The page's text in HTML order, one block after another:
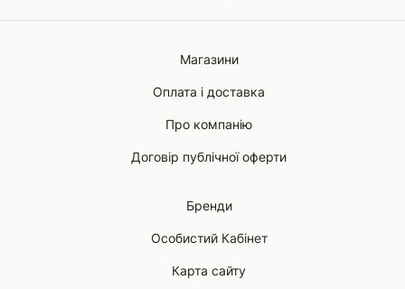
Магазини
Оплата і доставка
Про компанію
Договір публічної оферти
Бренди
Особистий Кабінет
Карта сайту